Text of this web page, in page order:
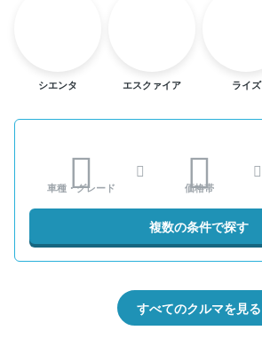
シエンタ エスクァイア ライズ
車種・グレード 価格帯
複数の条件で探す
すべてのクルマを見る